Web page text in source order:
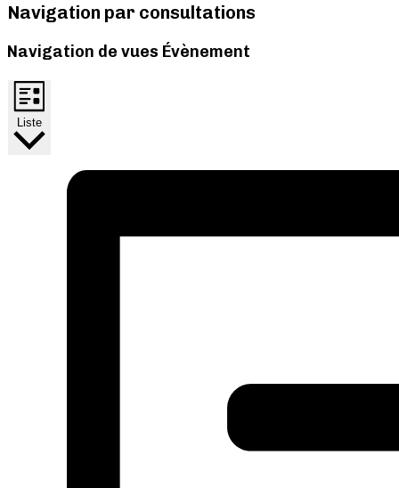
Navigation par consultations
Navigation de vues Évènement
Liste